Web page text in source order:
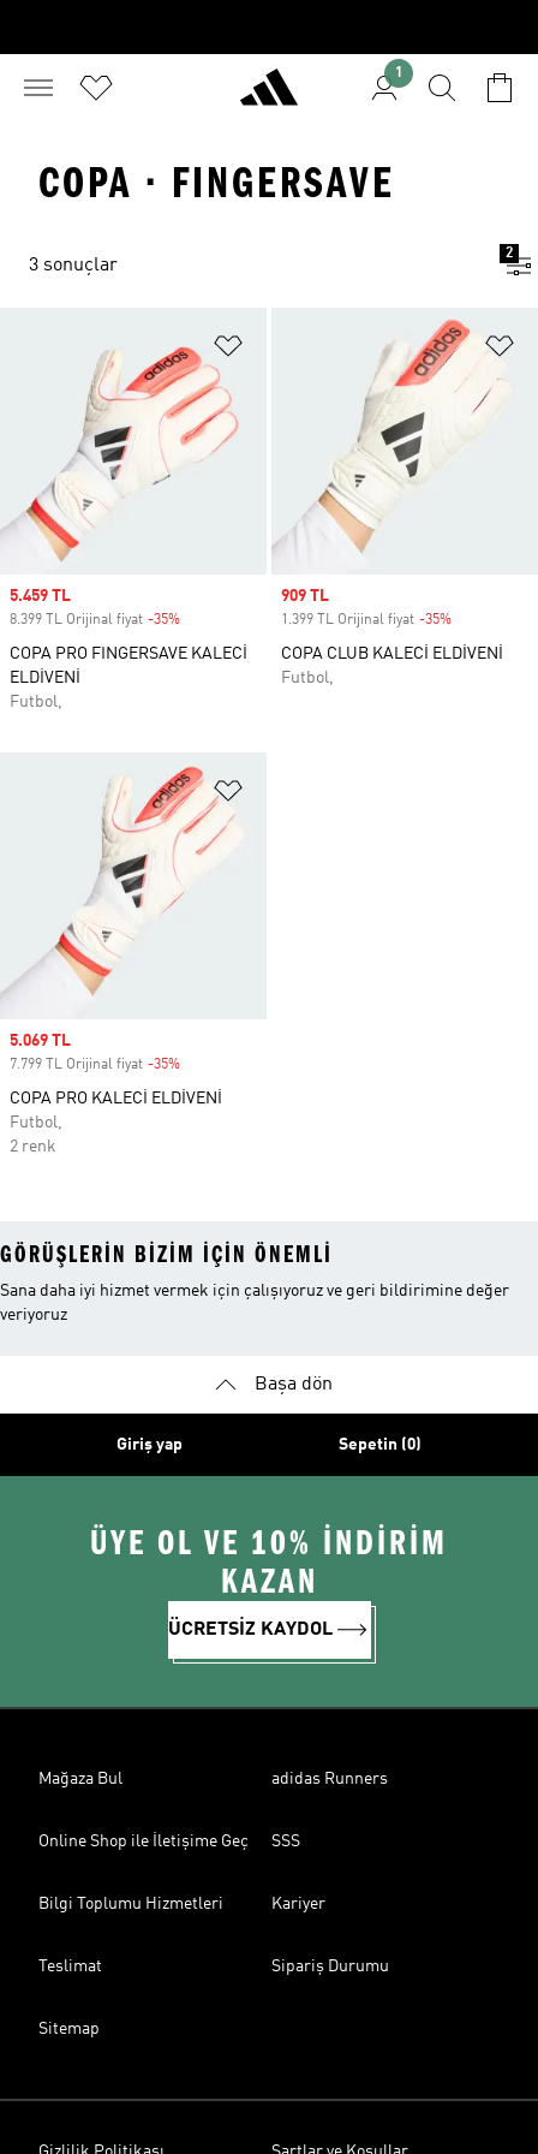
1
COPA · FINGERSAVE
3 sonuçlar
2
Favori Listesine Ekle
Sale price
5.459 TL
8.399 TL Orijinal fiyat -35%
COPA PRO FINGERSAVE KALECİ
ELDİVENİ
Futbol,
Sale price
909 TL
1.399 TL Orijinal fiyat -35%
COPA CLUB KALECİ ELDİVENİ
Futbol,
Sale price
5.069 TL
7.799 TL Orijinal fiyat -35%
COPA PRO KALECİ ELDİVENİ
Futbol,
2 renk
GÖRÜŞLERIN BIZIM IÇIN ÖNEMLI
Sana daha iyi hizmet vermek için çalışıyoruz ve geri bildirimine değer
veriyoruz
Başa dön
Giriş yap Sepetin (0)
ÜYE OL VE 10% İNDİRİM
KAZAN
ÜCRETSİZ KAYDOL
Mağaza Bul adidas Runners
Online Shop ile İletişime Geç SSS
Bilgi Toplumu Hizmetleri Kariyer
Teslimat Sipariş Durumu
Sitemap